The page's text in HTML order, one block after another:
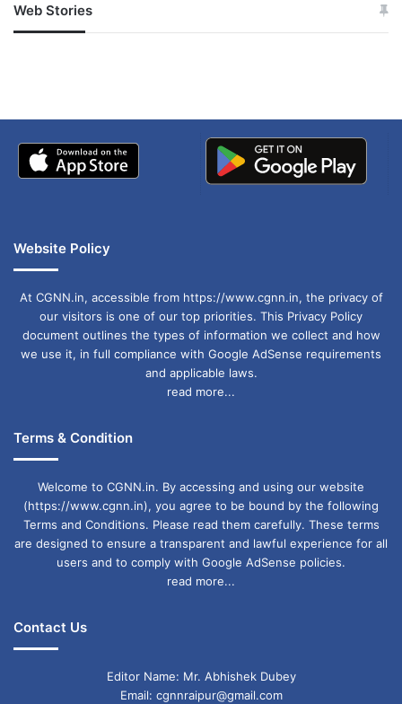
Web Stories
जम्मू-कश्मीर में बारिश से
अपडेट
खाई में धक्का… आरोपियों ने
Website Policy
At CGNN.in, accessible from https://www.cgnn.in, the privacy of
our visitors is one of our top priorities. This Privacy Policy
document outlines the types of information we collect and how
we use it, in full compliance with Google AdSense requirements
and applicable laws.
read more...
Terms & Condition
Welcome to CGNN.in. By accessing and using our website
(https://www.cgnn.in), you agree to be bound by the following
Terms and Conditions. Please read them carefully. These terms
are designed to ensure a transparent and lawful experience for all
users and to comply with Google AdSense policies.
read more...
Contact Us
Editor Name: Mr. Abhishek Dubey
Email: cgnnraipur@gmail.com